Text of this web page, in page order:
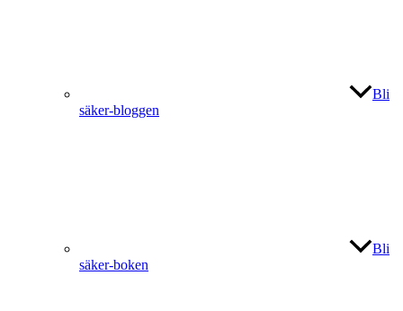
Bli
säker-bloggen
Bli
säker-boken